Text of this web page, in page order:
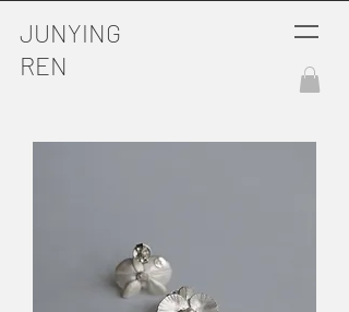
JUNYING
REN